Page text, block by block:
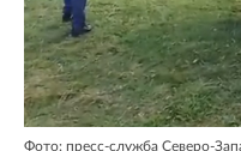
Фото: пресс-служба Северо-